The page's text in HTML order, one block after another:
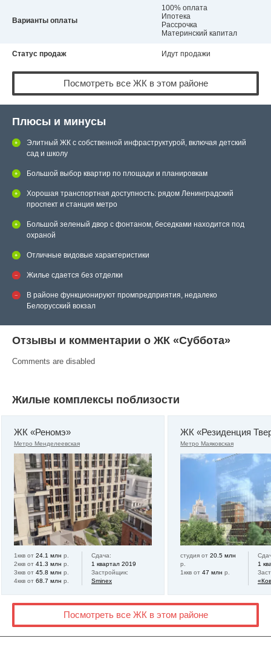
Варианты оплаты
100% оплата
Ипотека
Рассрочка
Материнский капитал
Статус продаж Идут продажи
Посмотреть все ЖК в этом районе
Плюсы и минусы
Элитный ЖК с собственной инфраструктурой, включая детский
сад и школу
Большой выбор квартир по площади и планировкам
Хорошая транспортная доступность: рядом Ленинградский
проспект и станция метро
Большой зеленый двор с фонтаном, беседками находится под
охраной
Отличные видовые характеристики
Жилье сдается без отделки
В районе функционируют промпредприятия, недалеко
Белорусский вокзал
Отзывы и комментарии о ЖК «Суббота»
Comments are disabled
Жилые комплексы поблизости
ЖК «Реномэ»
Метро Менделеевская
1ккв от 24.1 млн р.
2ккв от 41.3 млн р.
3ккв от 45.8 млн р.
4ккв от 68.7 млн р.
Сдача:
1 квартал 2019
Застройщик:
Sminex
ЖК «Резиденция
Метро Маяковская
студия от 20.5 млн
р.
1ккв от 47 млн р.
1
Посмотреть все ЖК в этом районе